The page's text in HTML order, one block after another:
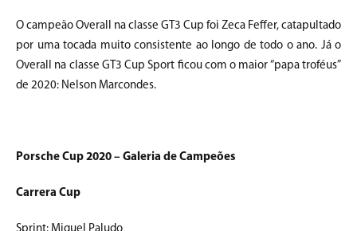
O campeão Overall na classe GT3 Cup foi Zeca Feffer, catapultado
por uma tocada muito consistente ao longo de todo o ano. Já o
Overall na classe GT3 Cup Sport ficou com o maior “papa troféus”
de 2020: Nelson Marcondes.
Porsche Cup 2020 – Galeria de Campeões
Carrera Cup